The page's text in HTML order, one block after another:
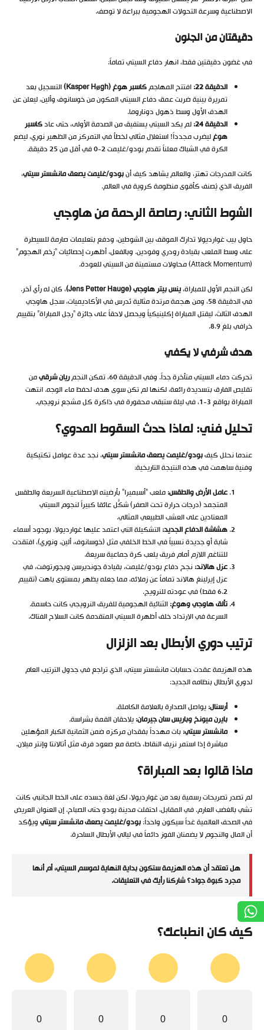
الاصطناعية وسرعة التحولات الهجومية ببراعة لا توصف.
دقيقتان من الجنون
في غضون دقيقتين فقط، انهار دفاع السيتي تماماً:
الدقيقة 22:
افتتح المهاجمكاسبر هوغ (Kasper Høgh)
التسجيل بعد
تمريرة بينية ضربت عمق دفاع السيتي المكون من خوسانوف وألين، ليعلن عن
الهدف الأول وسط ذهول دوناروما.
الدقيقة 24:
لم يكد السيتي يستفيق من الصدمة الأولى، حتى عادكاسبر
هوغليضرب مجدداً! استغلال مثالي لخطأ في التمركز من الظهير نوري، ليضع
الكرة في الشباك معلناً تقدم بودو/غليمت 2-0 في أقل من 25 دقيقة.
كانت المدرجات تهتز، والعالم يشاهد كيف أنبودو/غليمت يصعق مانشستر سيتي،
الفريق الذي يُصنف كأقوى منظومة كروية في العالم.
الشوط الثاني: رصاصة الرحمة من هاوجي
حاول بيب غوارديولا تدارك الموقف بين الشوطين، ودفع بتعليمات صارمة للسيطرة
على وسط الملعب بقيادة رودري وفودين. وبالفعل، أظهرت إحصائيات “زخم الهجوم”
(Attack Momentum) محاولات مستميتة من السيتي للعودة.
لكن النجم الأول للمباراة،ينس بيتر هاوجي (Jens Petter Hauge)
، كان له رأي آخر.
في الدقيقة 58، ومن هجمة مرتدة مثالية تُدرس في الأكاديميات، سجل هاوجي
الهدف الثالث، ليقتل المباراة إكلينيكياً ويحصل لاحقاً على جائزة “رجل المباراة” بتقييم
خرافي بلغ 8.9.
هدف شرفي لا يكفي
تحركت دماء السيتي متأخرة جداً. وفي الدقيقة 60، تمكن النجم ريان شرقيمن
تقليص الفارق بتسديدة رائعة، لكنها لم تكن سوى هدف لحفظ ماء الوجه. انتهت
المباراة بواقع 3-1، في ليلة ستبقى محفورة في ذاكرة كل مشجع نرويجي.
تحليل فني: لماذا حدث السقوط المدوي؟
عندما نحلل كيفبودو/غليمت يصعق مانشستر سيتي، نجد عدة عوامل تكتيكية
وفنية ساهمت في هذه النتيجة التاريخية:
عامل الأرض والطقس:ملعب “أسبميرا” بأرضيته الاصطناعية السريعة والطقس
المتجمد (درجات حرارة تحت الصفر) شكّل عائقاً كبيراً لنجوم السيتي
المعتادين على العشب الطبيعي المثالي.
هشاشة الدفاع الجديد:التشكيلة التي اعتمد عليها غوارديولا، بوجود أسماء
شابة أو جديدة نسبياً في الخط الخلفي مثل (خوسانوف، ألين، ونوري)، افتقدت
للتناغم اللازم أمام فريق يلعب كرة جماعية سريعة.
عزل هالاند:نجح دفاع بودو/غليمت، بقيادة جونديرسن وبجورتوفت، في
عزل إيرلينغ هالاند تماماً عن زملائه، مما جعله يظهر بمستوى باهت (تقييم
6.2 فقط) في عودته للنرويج.
تألق هاوجي وهوغ:الثنائية الهجومية للفريق النرويجي كانت حاسمة.
السرعة في الارتداد خلف أظهرة السيتي المتقدمة كانت السلاح الفتاك.
ترتيب دوري الأبطال بعد الزلزال
هذه الهزيمة عقدت حسابات مانشستر سيتي، الذي تراجع في جدول الترتيب العام
لدوري الأبطال بنظامه الجديد:
أرسنال:يواصل الصدارة بالعلامة الكاملة.
بايرن ميونخ وباريس سان جيرمان:يلاحقان القمة بشراسة.
مانشستر سيتي:بات مهدداً بفقدان مركزه ضمن الثمانية الكبار المؤهلين
مباشرة إذا استمر نزيف النقاط، خاصة مع صعود فرق مثل أتالانتا وإنتر ميلان.
ماذا قالوا بعد المباراة؟
لم تصدر تصريحات رسمية بعد من غوارديولا، لكن لغة جسده على الخط الجانبي كانت
تشي بالغضب العارم. في المقابل، احتفلت مدينة بودو حتى الصباح. إن العنوان العريض
في الصحف العالمية غداً سيكون واحداً:بودو/غليمت يصعق مانشستر سيتيويؤكد
أن المال والنجوم لا يضمنان الفوز دائماً في ليالي الأبطال الساحرة.
هل تعتقد أن هذه الهزيمة ستكون بداية النهاية لموسم السيتي، أم أنها
مجرد كبوة جواد؟ شاركنا رأيك في التعليقات.
كيف كان انطباعك؟
0
0
0
0